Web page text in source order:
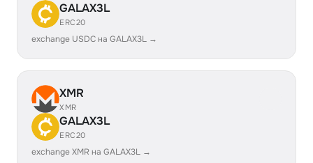
GALAX3L
ERC20
exchange USDC на GALAX3L →
XMR
XMR
GALAX3L
ERC20
exchange XMR на GALAX3L →